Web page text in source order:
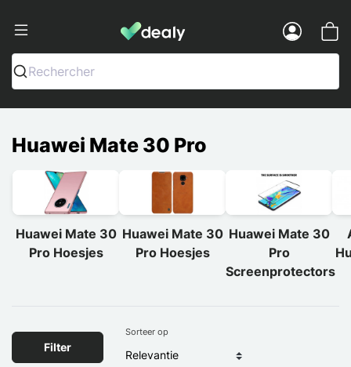
Dealy - Telefoonhoesjes en
Rechercher
Huawei Mate 30 Pro
Huawei Mate 30
Pro Hoesjes
Huawei Mate 30
Pro Hoesjes
Huawei Mate 30
Pro
Screenprotectors
Filter
Sorteer op